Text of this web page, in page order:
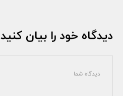
دیدگاه خود را بیان کنید